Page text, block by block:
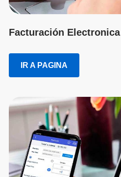
Facturación Electronica
IR A PAGINA